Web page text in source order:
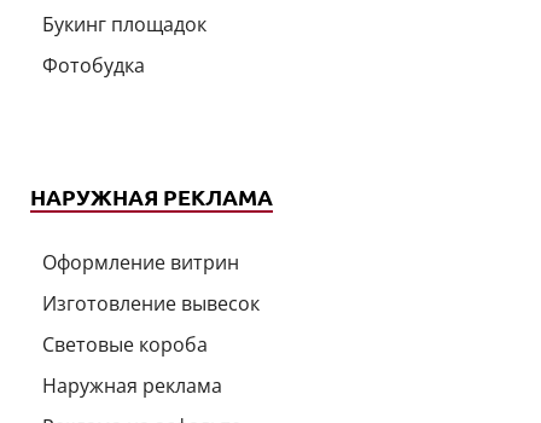
Букинг площадок
Фотобудка
НАРУЖНАЯ РЕКЛАМА
Оформление витрин
Изготовление вывесок
Световые короба
Наружная реклама